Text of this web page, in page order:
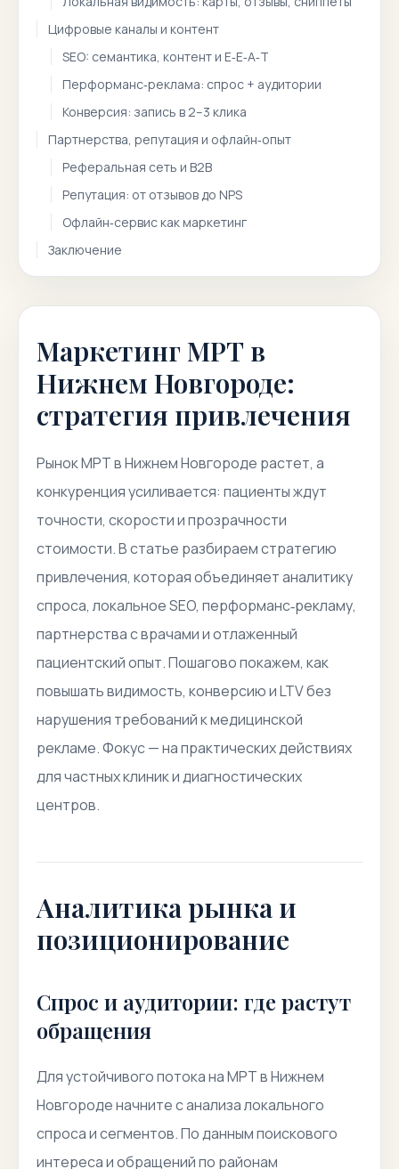
Цифровые каналы и контент
SEO: семантика, контент и E‑E‑A‑T
Перформанс‑реклама: спрос + аудитории
Конверсия: запись в 2–3 клика
Партнерства, репутация и офлайн‑опыт
Реферальная сеть и B2B
Репутация: от отзывов до NPS
Офлайн‑сервис как маркетинг
Заключение
Маркетинг МРТ в
Нижнем Новгороде:
стратегия привлечения
Рынок МРТ в Нижнем Новгороде растет, а
конкуренция усиливается: пациенты ждут
точности, скорости и прозрачности
стоимости. В статье разбираем стратегию
привлечения, которая объединяет аналитику
спроса, локальное SEO, перформанс‑рекламу,
партнерства с врачами и отлаженный
пациентский опыт. Пошагово покажем, как
повышать видимость, конверсию и LTV без
нарушения требований к медицинской
рекламе. Фокус — на практических действиях
для частных клиник и диагностических
центров.
Аналитика рынка и
позиционирование
Спрос и аудитории: где растут
обращения
Для устойчивого потока на МРТ в Нижнем
Новгороде начните с анализа локального
спроса и сегментов. По данным поискового
интереса и обращений по районам